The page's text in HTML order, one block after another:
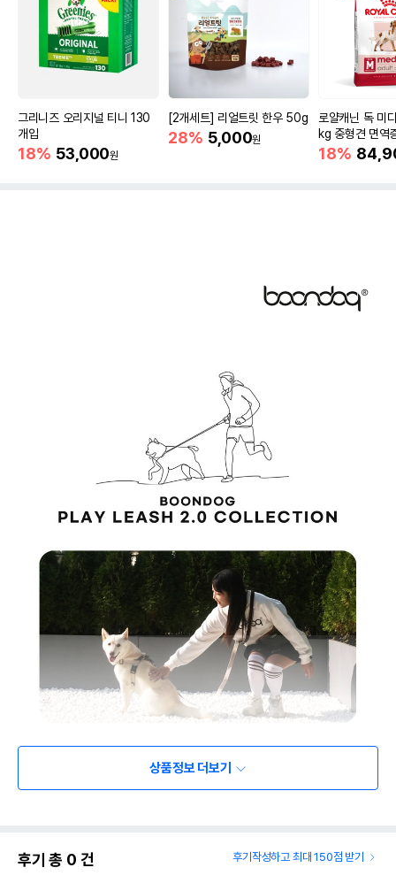
그리니즈 오리지널 티니 130
개입
18% 53,000원
[2개세트] 리얼트릿 한우 50g
28% 5,000원
로얄캐닌 독 미
kg 중형견 면역
18%
상품정보 더보기
후기 총 0 건 후기작성하고 최대 150점 받기